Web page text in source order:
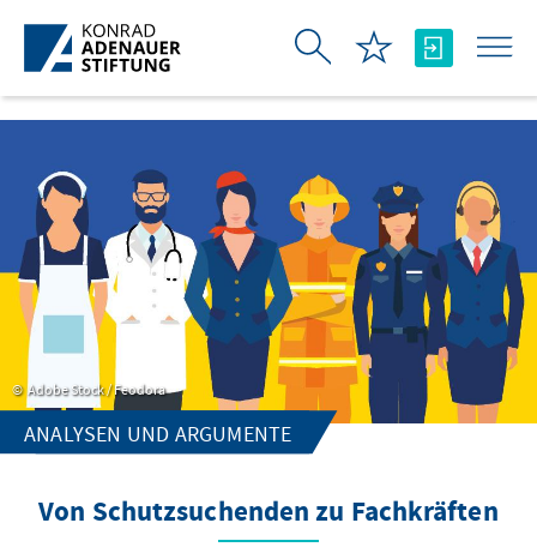
Skip to Main Content
Adobe Stock / Feodora
ANALYSEN UND ARGUMENTE
Von Schutzsuchenden zu Fachkräften